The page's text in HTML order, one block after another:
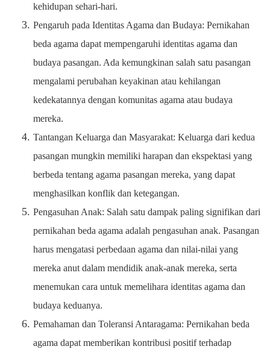
kehidupan sehari-hari.
Pengaruh pada Identitas Agama dan Budaya: Pernikahan
beda agama dapat mempengaruhi identitas agama dan
budaya pasangan. Ada kemungkinan salah satu pasangan
mengalami perubahan keyakinan atau kehilangan
kedekatannya dengan komunitas agama atau budaya
mereka.
Tantangan Keluarga dan Masyarakat: Keluarga dari kedua
pasangan mungkin memiliki harapan dan ekspektasi yang
berbeda tentang agama pasangan mereka, yang dapat
menghasilkan konflik dan ketegangan.
Pengasuhan Anak: Salah satu dampak paling signifikan dari
pernikahan beda agama adalah pengasuhan anak. Pasangan
harus mengatasi perbedaan agama dan nilai-nilai yang
mereka anut dalam mendidik anak-anak mereka, serta
menemukan cara untuk memelihara identitas agama dan
budaya keduanya.
Pemahaman dan Toleransi Antaragama: Pernikahan beda
agama dapat memberikan kontribusi positif terhadap